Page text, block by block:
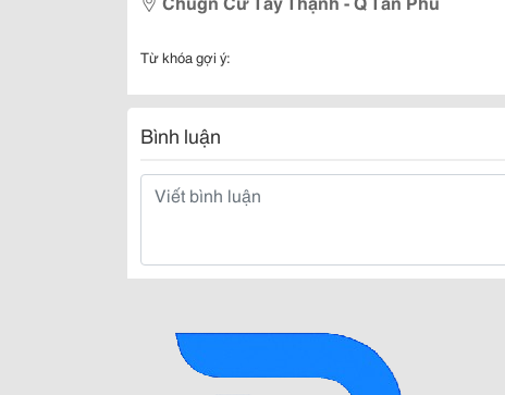
Từ khóa gợi ý:
Bình luận